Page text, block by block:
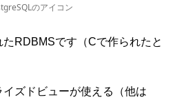
のアイコン
RDBMSです（Cで作られたと
ズドビューが使える（他は